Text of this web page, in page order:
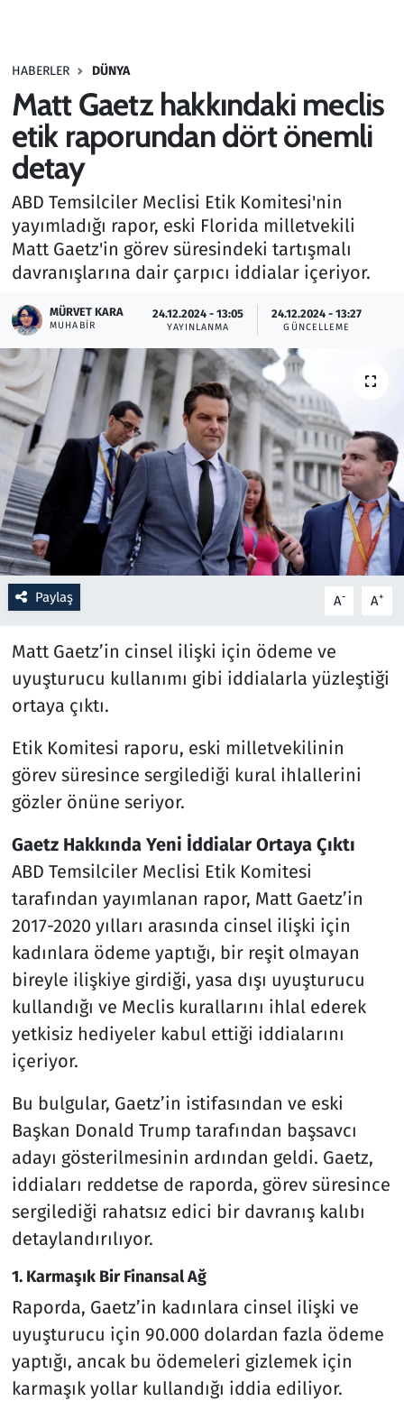
HABERLER DÜNYA
Matt Gaetz hakkındaki meclis
etik raporundan dört önemli
detay
ABD Temsilciler Meclisi Etik Komitesi'nin
yayımladığı rapor, eski Florida milletvekili
Matt Gaetz'in görev süresindeki tartışmalı
davranışlarına dair çarpıcı iddialar içeriyor.
MÜRVET KARA
MUHABIR
24.12.2024 - 13:05
YAYINLANMA
24.12.2024 - 13:27
GÜNCELLEME
Paylaş A- A+
Matt Gaetz’in cinsel ilişki için ödeme ve
uyuşturucu kullanımı gibi iddialarla yüzleştiği
ortaya çıktı.
Etik Komitesi raporu, eski milletvekilinin
görev süresince sergilediği kural ihlallerini
gözler önüne seriyor.
Gaetz Hakkında Yeni İddialar Ortaya Çıktı
ABD Temsilciler Meclisi Etik Komitesi
tarafından yayımlanan rapor, Matt Gaetz’in
2017-2020 yılları arasında cinsel ilişki için
kadınlara ödeme yaptığı, bir reşit olmayan
bireyle ilişkiye girdiği, yasa dışı uyuşturucu
kullandığı ve Meclis kurallarını ihlal ederek
yetkisiz hediyeler kabul ettiği iddialarını
içeriyor.
Bu bulgular, Gaetz’in istifasından ve eski
Başkan Donald Trump tarafından başsavcı
adayı gösterilmesinin ardından geldi. Gaetz,
iddiaları reddetse de raporda, görev süresince
sergilediği rahatsız edici bir davranış kalıbı
detaylandırılıyor.
1. Karmaşık Bir Finansal Ağ
Raporda, Gaetz’in kadınlara cinsel ilişki ve
uyuşturucu için 90.000 dolardan fazla ödeme
yaptığı, ancak bu ödemeleri gizlemek için
karmaşık yollar kullandığı iddia ediliyor.
Haber
Kültür Sanat
Kurumsal Haberler
Lezzet Durağı
Memur ve Kamu
Otomobil
Oyun
Ramazan
Resmi İlanlar
Rüya Tabirleri
Sağlık
Savunma Sanayi
Spor
Teknoloji ve Bilim
Televizyon